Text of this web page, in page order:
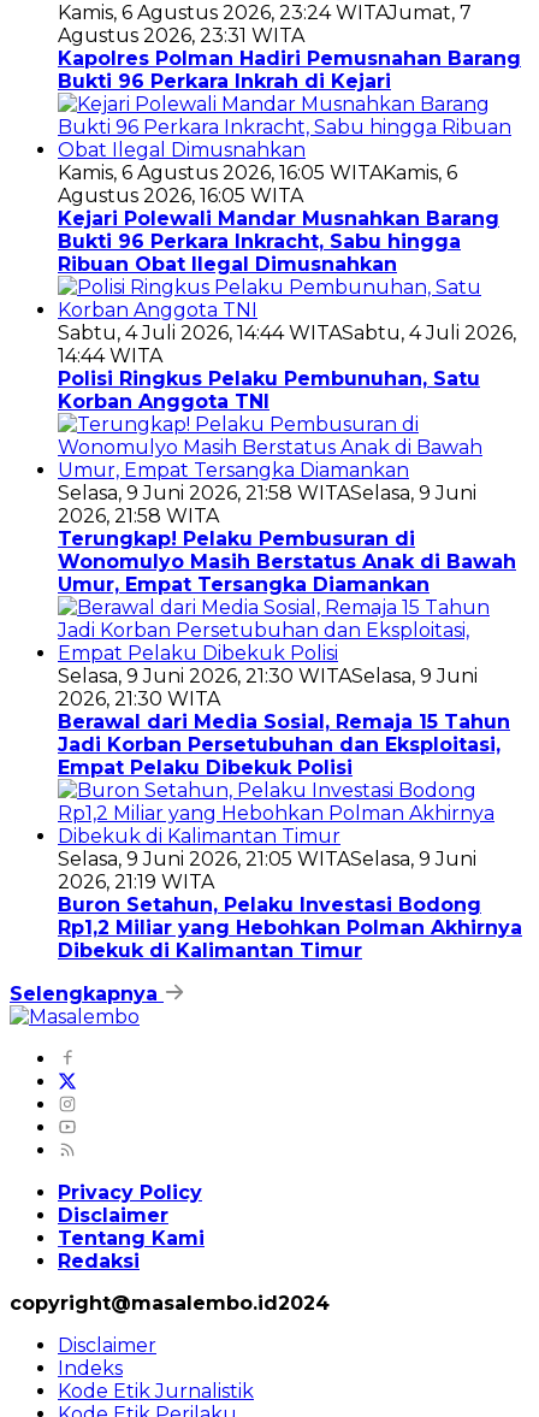
Kamis, 6 Agustus 2026, 23:24 WITAJumat, 7
Agustus 2026, 23:31 WITA
Kapolres Polman Hadiri Pemusnahan Barang
Bukti 96 Perkara Inkrah di Kejari
Kamis, 6 Agustus 2026, 16:05 WITAKamis, 6
Agustus 2026, 16:05 WITA
Kejari Polewali Mandar Musnahkan Barang
Bukti 96 Perkara Inkracht, Sabu hingga
Ribuan Obat Ilegal Dimusnahkan
Sabtu, 4 Juli 2026, 14:44 WITASabtu, 4 Juli 2026,
14:44 WITA
Polisi Ringkus Pelaku Pembunuhan, Satu
Korban Anggota TNI
Selasa, 9 Juni 2026, 21:58 WITASelasa, 9 Juni
2026, 21:58 WITA
Terungkap! Pelaku Pembusuran di
Wonomulyo Masih Berstatus Anak di Bawah
Umur, Empat Tersangka Diamankan
Selasa, 9 Juni 2026, 21:30 WITASelasa, 9 Juni
2026, 21:30 WITA
Berawal dari Media Sosial, Remaja 15 Tahun
Jadi Korban Persetubuhan dan Eksploitasi,
Empat Pelaku Dibekuk Polisi
Selasa, 9 Juni 2026, 21:05 WITASelasa, 9 Juni
2026, 21:19 WITA
Buron Setahun, Pelaku Investasi Bodong
Rp1,2 Miliar yang Hebohkan Polman Akhirnya
Dibekuk di Kalimantan Timur
Selengkapnya
Privacy Policy
Disclaimer
Tentang Kami
Redaksi
copyright@masalembo.id2024
Disclaimer
Indeks
Kode Etik Jurnalistik